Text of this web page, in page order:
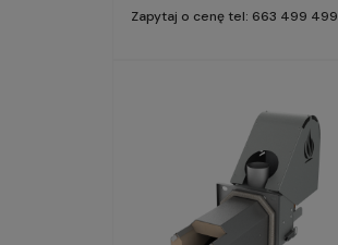
Zapytaj o cenę tel: 663 499 499